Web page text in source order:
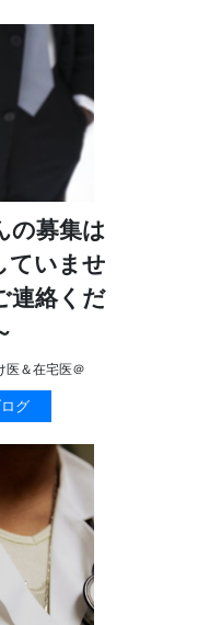
の募集は
ていませ
連絡くだ
医＆在宅医＠
グ